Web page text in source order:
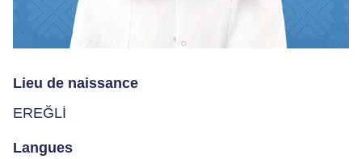
Lieu de naissance
EREĞLİ
Langues